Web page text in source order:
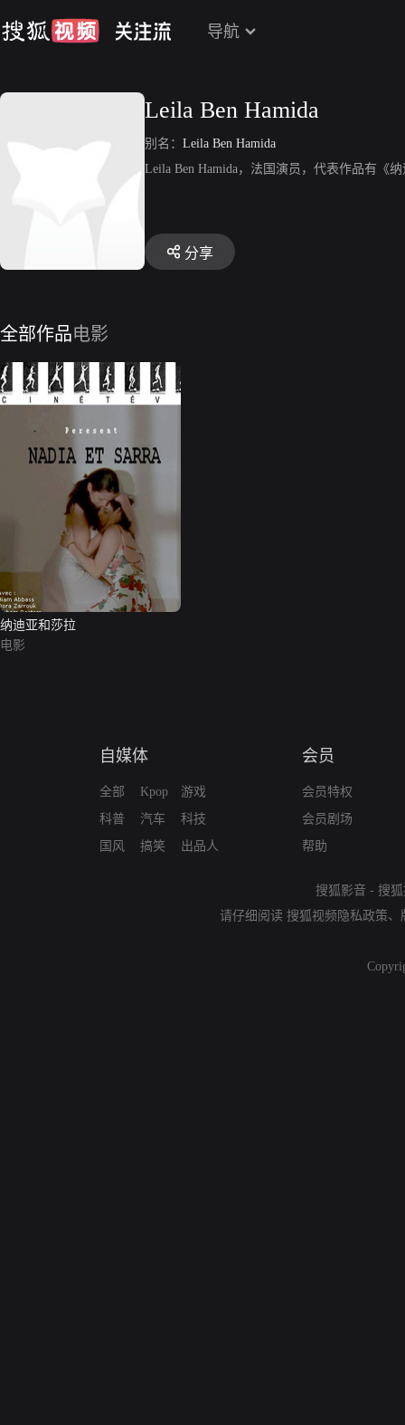
导航
Leila Ben Hamida
别名： Leila Ben Hamida
Leila Ben Hamida，法国演员，代表作品有《
分享
全部作品电影
纳迪亚和莎拉
电影
自媒体
全部
科普
国风
Kpop
汽车
搞笑
游戏
科技
出品人
会员
会员特权
会员剧场
帮助
搜狐影音 - 搜
请仔细阅读 搜狐视频隐私政策、